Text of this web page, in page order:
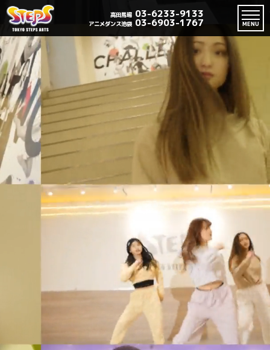
高田馬場 03-6233-9133
アニメダンス池袋 03-6903-1767 MENU